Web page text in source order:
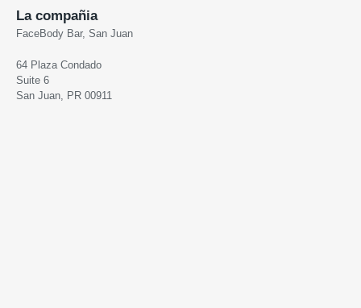
La compañia
FaceBody Bar, San Juan
64 Plaza Condado
Suite 6
San Juan, PR 00911